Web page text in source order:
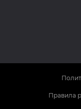
Правила